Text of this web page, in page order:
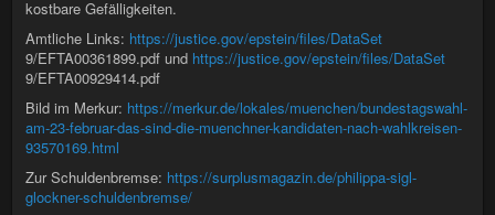
kostbare Gefälligkeiten.
Amtliche Links: https://justice.gov/epstein/files/DataSet
9/EFTA00361899.pdf und https://justice.gov/epstein/files/DataSet
9/EFTA00929414.pdf
Bild im Merkur: https://merkur.de/lokales/muenchen/bundestagswahl-
am-23-februar-das-sind-die-muenchner-kandidaten-nach-wahlkreisen-
93570169.html
Zur Schuldenbremse: https://surplusmagazin.de/philippa-sigl-
glockner-schuldenbremse/